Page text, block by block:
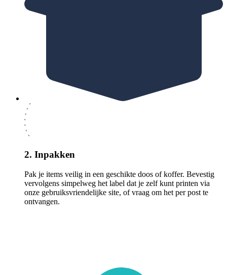
2. Inpakken
Pak je items veilig in een geschikte doos of koffer. Bevestig
vervolgens simpelweg het label dat je zelf kunt printen via
onze gebruiksvriendelijke site, of vraag om het per post te
ontvangen.